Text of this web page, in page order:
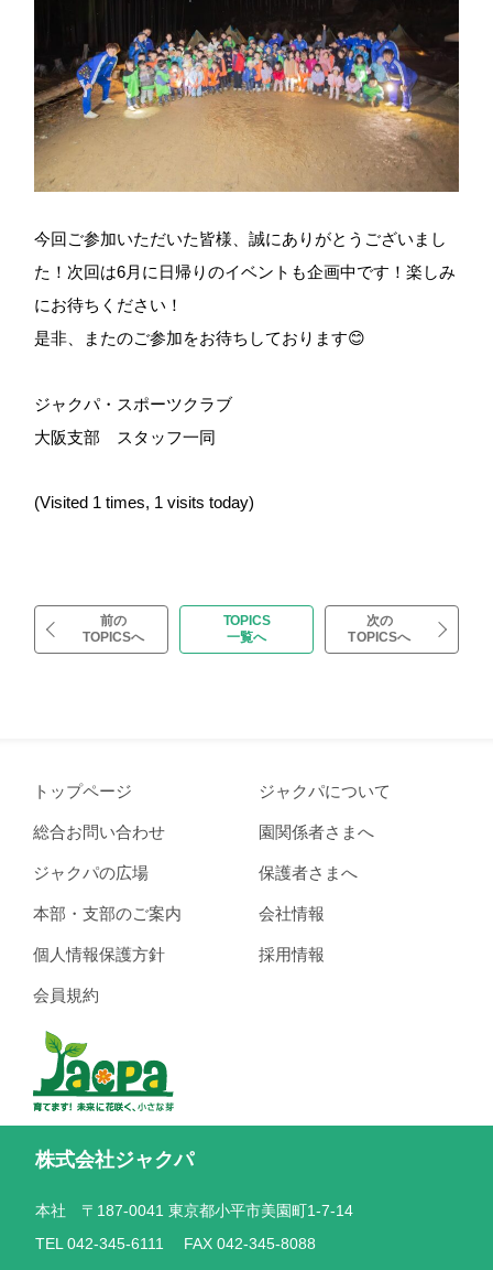
今回ご参加いただいた皆様、誠にありがとうございまし
た！次回は6月に日帰りのイベントも企画中です！楽しみ
にお待ちください！
是非、またのご参加をお待ちしております😊
ジャクパ・スポーツクラブ
大阪支部 スタッフ一同
(Visited 1 times, 1 visits today)
前の
TOPICSへ
TOPICS
一覧へ
次の
TOPICSへ
トップページ
総合お問い合わせ
ジャクパの広場
本部・支部のご案内
個人情報保護方針
会員規約
ジャクパについて
園関係者さまへ
保護者さまへ
会社情報
採用情報
株式会社ジャクパ
本社 〒187-0041 東京都小平市美園町1-7-14
TEL 042-345-6111 FAX 042-345-8088